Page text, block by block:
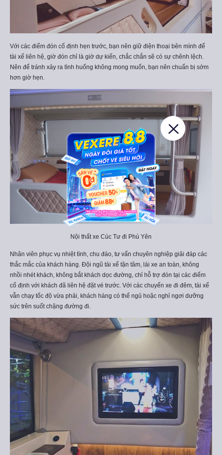
Với các điểm đón cố định hẹn trước, bạn nên giữ điện thoại bên mình để
tài xế liên hệ, giờ đón chỉ là giờ dự kiến, chắc chắn sẽ có sự chênh lệch.
Nên để tránh xảy ra tình huống không mong muốn, bạn nên chuẩn bị sớm
hơn giờ hẹn.
Nội thất xe Cúc Tư đi Phú Yên
Nhân viên phục vụ nhiệt tình, chu đáo, tư vấn chuyên nghiệp giải đáp các
thắc mắc của khách hàng. Đội ngũ tài xế tận tâm, lái xe an toàn, không
nhồi nhét khách, không bắt khách dọc đường, chỉ hỗ trợ đón tại các điểm
cố định với khách đã liên hệ đặt vé trước. Với các chuyến xe đi đêm, tài xế
vẫn chạy tốc độ vừa phải, khách hàng có thể ngủ hoặc nghỉ ngơi dưỡng
sức trên suốt chặng đường đi.